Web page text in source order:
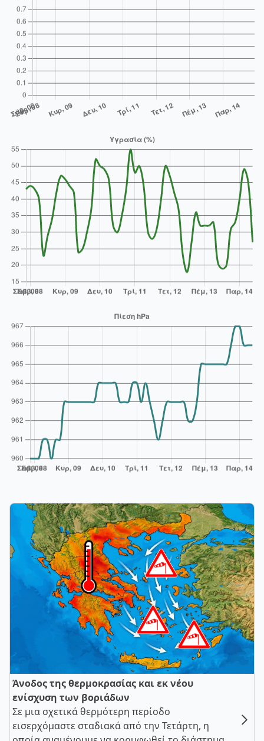
Άνοδος της θερμοκρασίας και εκ νέου
ενίσχυση των βοριάδων
Σε μια σχετικά θερμότερη περίοδο
εισερχόμαστε σταδιακά από την Τετάρτη, η